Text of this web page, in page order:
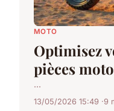
MOTO
Optimisez
pièces
...
13/05/2026 15:49 9